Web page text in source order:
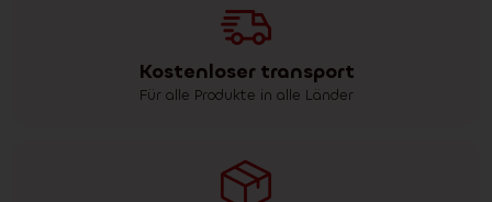
Kostenloser transport
Für alle Produkte in alle Länder